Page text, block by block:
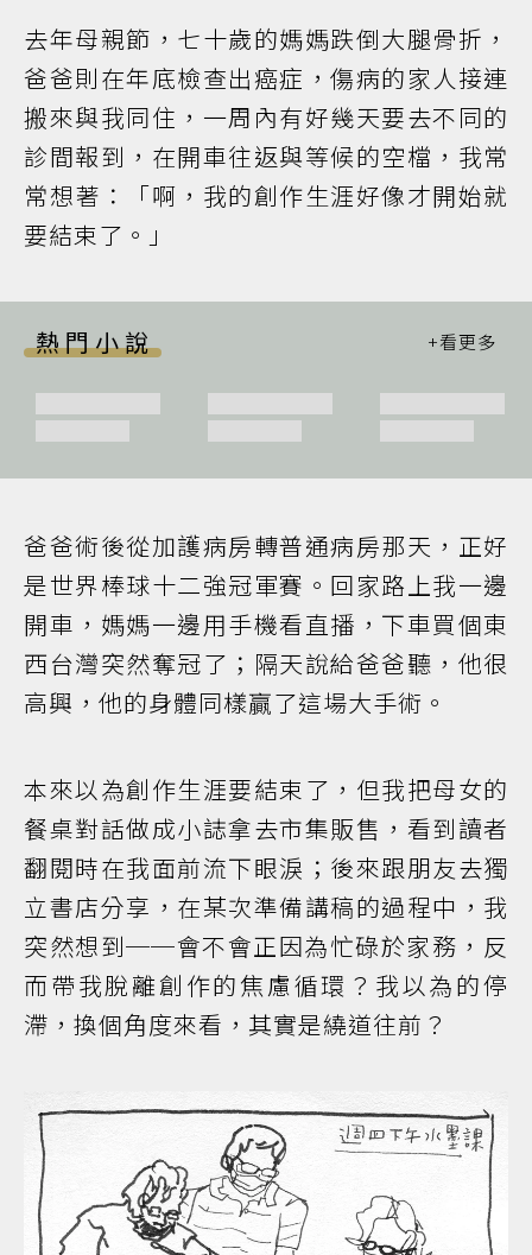
去年母親節，七十歲的媽媽跌倒大腿骨折，
爸爸則在年底檢查出癌症，傷病的家人接連
搬來與我同住，一周內有好幾天要去不同的
診間報到，在開車往返與等候的空檔，我常
常想著：「啊，我的創作生涯好像才開始就
要結束了。」
熱門小說
爸爸術後從加護病房轉普通病房那天，正好
是世界棒球十二強冠軍賽。回家路上我一邊
開車，媽媽一邊用手機看直播，下車買個東
西台灣突然奪冠了；隔天說給爸爸聽，他很
高興，他的身體同樣贏了這場大手術。
本來以為創作生涯要結束了，但我把母女的
餐桌對話做成小誌拿去市集販售，看到讀者
翻閱時在我面前流下眼淚；後來跟朋友去獨
立書店分享，在某次準備講稿的過程中，我
突然想到──會不會正因為忙碌於家務，反
而帶我脫離創作的焦慮循環？我以為的停
滯，換個角度來看，其實是繞道往前？